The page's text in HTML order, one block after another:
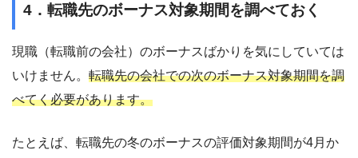
4．転職先のボーナス対象期間を調べておく
現職（転職前の会社）のボーナスばかりを気にしていては
いけません。 転職先の会社での次のボーナス対象期間を調
べてく必要があります。
たとえば、転職先の冬のボーナスの評価対象期間が4月か